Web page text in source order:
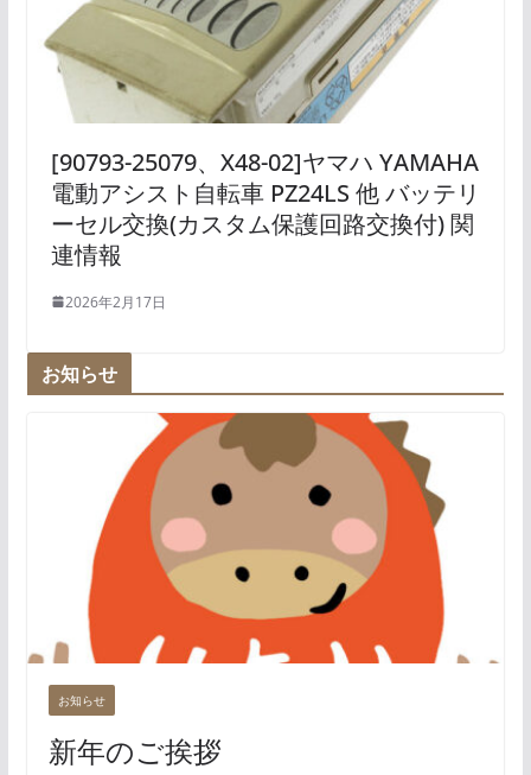
[90793-25079、X48-02]ヤマハ YAMAHA
電動アシスト自転車 PZ24LS 他 バッテリ
ーセル交換(カスタム保護回路交換付) 関
連情報
2026年2月17日
お知らせ
お知らせ
新年のご挨拶